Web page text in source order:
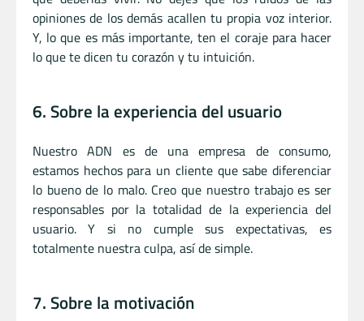
opiniones de los demás acallen tu propia voz interior.
Y, lo que es más importante, ten el coraje para hacer
lo que te dicen tu corazón y tu intuición.
6. Sobre la experiencia del usuario
Nuestro ADN es de una empresa de consumo,
estamos hechos para un cliente que sabe diferenciar
lo bueno de lo malo. Creo que nuestro trabajo es ser
responsables por la totalidad de la experiencia del
usuario. Y si no cumple sus expectativas, es
totalmente nuestra culpa, así de simple.
7. Sobre la motivación